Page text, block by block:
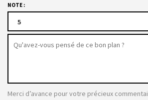
NOTE :
5
Merci d’avance pour votre précieux